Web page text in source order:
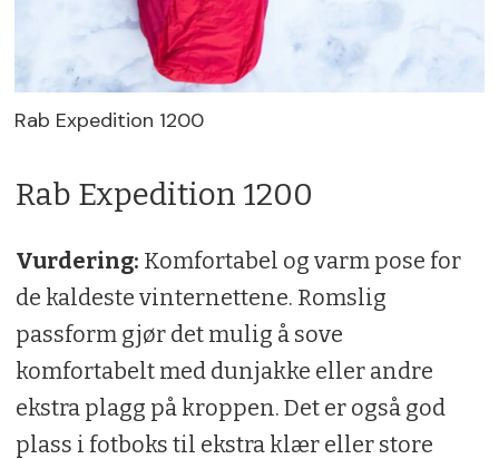
Rab Expedition 1200
Rab Expedition 1200
Vurdering: Komfortabel og varm pose for
de kaldeste vinternettene. Romslig
passform gjør det mulig å sove
komfortabelt med dunjakke eller andre
ekstra plagg på kroppen. Det er også god
plass i fotboks til ekstra klær eller store